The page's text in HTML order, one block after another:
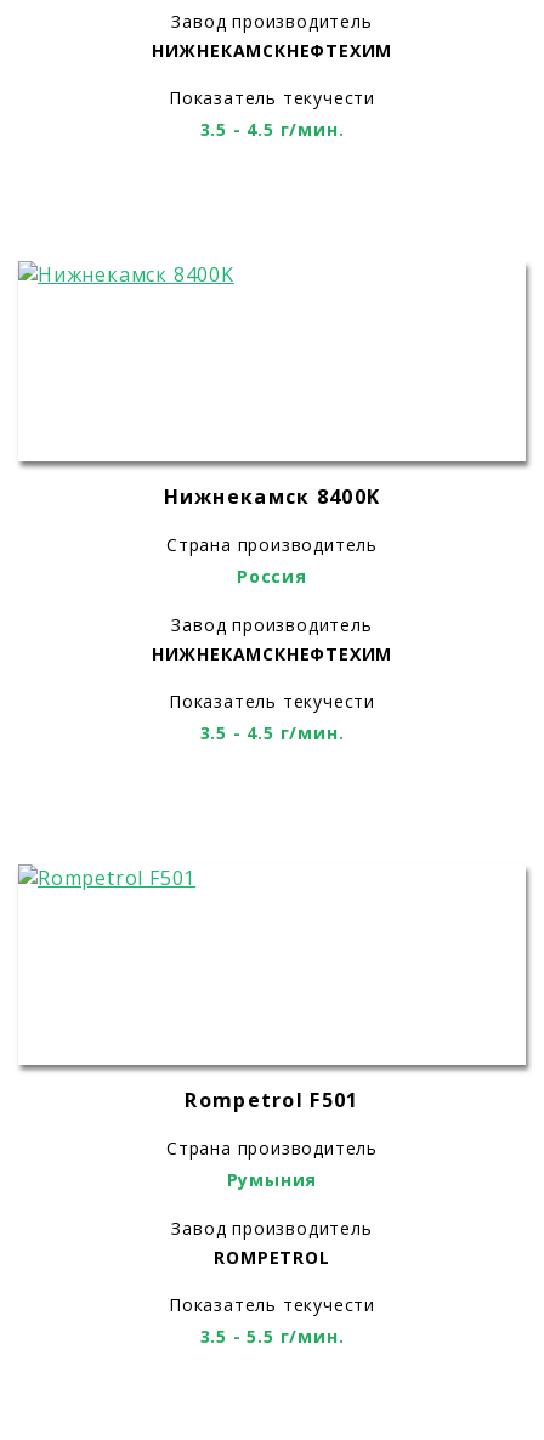
Завод производитель
НИЖНЕКАМСКНЕФТЕХИМ
Показатель текучести
3.5 - 4.5 г/мин.
Нижнекамск 8400K
Страна производитель
Россия
Завод производитель
НИЖНЕКАМСКНЕФТЕХИМ
Показатель текучести
3.5 - 4.5 г/мин.
Rompetrol F501
Страна производитель
Румыния
Завод производитель
ROMPETROL
Показатель текучести
3.5 - 5.5 г/мин.